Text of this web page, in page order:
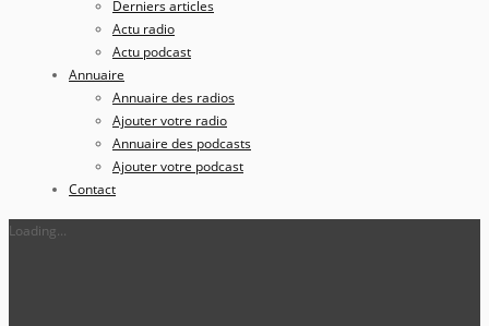
Derniers articles
Actu radio
Actu podcast
Annuaire
Annuaire des radios
Ajouter votre radio
Annuaire des podcasts
Ajouter votre podcast
Contact
Loading...